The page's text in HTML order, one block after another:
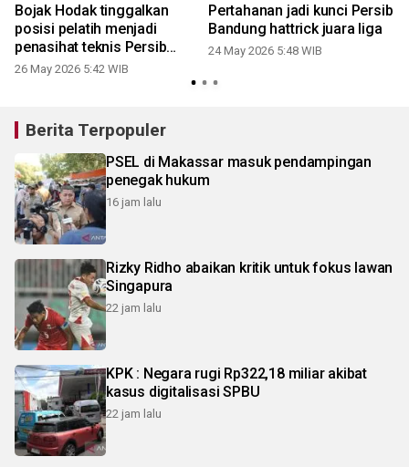
Bojak Hodak tinggalkan
posisi pelatih menjadi
penasihat teknis Persib
Bandung
26 May 2026 5:42 WIB
Pertahanan jadi kunci Persib
Bandung hattrick juara liga
24 May 2026 5:48 WIB
Berita Terpopuler
PSEL di Makassar masuk pendampingan
penegak hukum
16 jam lalu
Rizky Ridho abaikan kritik untuk fokus lawan
Singapura
22 jam lalu
KPK : Negara rugi Rp322,18 miliar akibat
kasus digitalisasi SPBU
22 jam lalu